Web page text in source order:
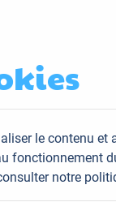
le contenu
fonctionnement
notre